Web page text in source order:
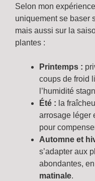
Selon mon
uniquement se baser
mais aussi sur la
plantes :
Printemps :
coups de froid
l’humidité
Été : la
arrosage léger
pour
Automne et
s’adapter aux
abondantes,
matinale.